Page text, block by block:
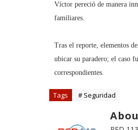
Víctor pereció de manera
familiares.
Tras el reporte, elementos
ubicar su paradero; el caso
correspondientes.
Tags # Seguridad